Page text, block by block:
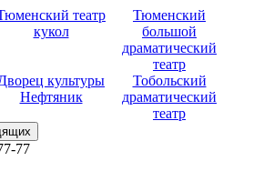
театр
кукол
Тюменский
большой
драматический
театр
культуры
Нефтяник
Тобольский
драматический
театр
77